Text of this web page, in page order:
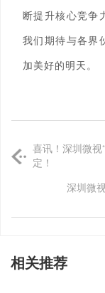
断提升核心竞争
我们期待与各界
加美好的明天。
喜讯！深圳微视
定！
深圳微
相关推荐